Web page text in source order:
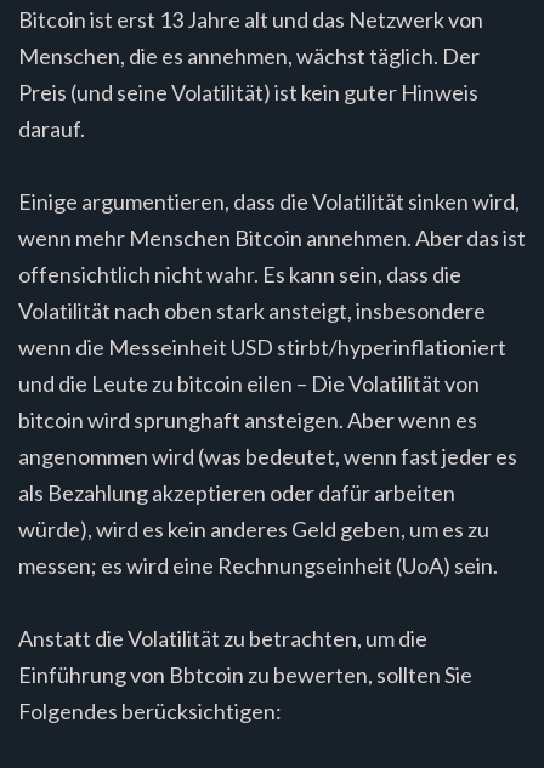
Bitcoin ist erst 13 Jahre alt und das Netzwerk von
Menschen, die es annehmen, wächst täglich. Der
Preis (und seine Volatilität) ist kein guter Hinweis
darauf.
Einige argumentieren, dass die Volatilität sinken wird,
wenn mehr Menschen Bitcoin annehmen. Aber das ist
offensichtlich nicht wahr. Es kann sein, dass die
Volatilität nach oben stark ansteigt, insbesondere
wenn die Messeinheit USD stirbt/hyperinflationiert
und die Leute zu bitcoin eilen – Die Volatilität von
bitcoin wird sprunghaft ansteigen. Aber wenn es
angenommen wird (was bedeutet, wenn fast jeder es
als Bezahlung akzeptieren oder dafür arbeiten
würde), wird es kein anderes Geld geben, um es zu
messen; es wird eine Rechnungseinheit (UoA) sein.
Anstatt die Volatilität zu betrachten, um die
Einführung von Bbtcoin zu bewerten, sollten Sie
Folgendes berücksichtigen: